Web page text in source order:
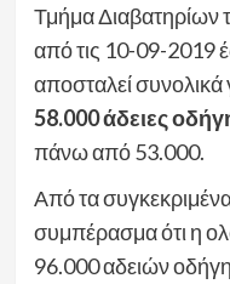
Τμήμα Διαβατηρίων
από τις 10-09-2019
αποσταλεί
58.000 άδειες
πάνω από 53.000.
Από τα
συμπέρασμα ότι η
96.000 αδειών